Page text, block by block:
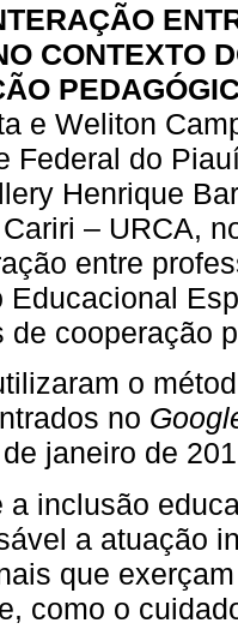
CONTEXTO
e Weliton
Federal do
Henrique
– URCA,
entre
Educacional
de cooperação
o
no
janeiro de
a inclusão
a atuação
que
como o